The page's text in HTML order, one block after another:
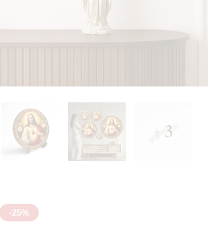
+ 3
-25%